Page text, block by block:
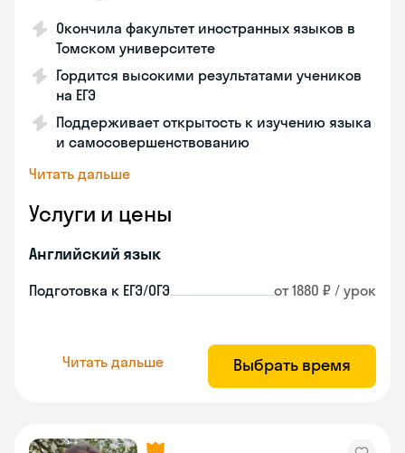
Окончила факультет иностранных языков в
Томском университете
Гордится высокими результатами учеников
на ЕГЭ
Поддерживает открытость к изучению языка
и самосовершенствованию
Читать дальше
Услуги и цены
Английский язык
Подготовка к ЕГЭ/ОГЭ от 1880 ₽ / урок
Читать дальше Выбрать время